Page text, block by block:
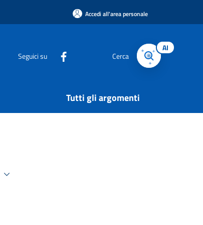
Accedi all'area personale
Seguici su Cerca
AI
Tutti gli argomenti